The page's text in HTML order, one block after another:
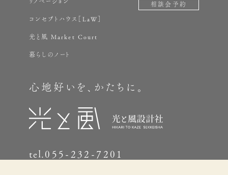
心地好いを、かたちに。
tel.055-232-7201
コンセプトハウス［LaW］
光と風 Market Court
暮らしのノート
相談会予約
ご予約受付中